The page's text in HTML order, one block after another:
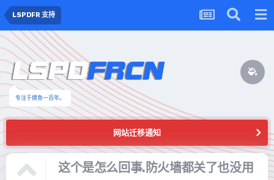
LSPDFR 支持
专注于摸鱼一百年。
网站迁移通知
这个是怎么回事.防火墙都关了也没用